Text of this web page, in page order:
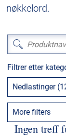
Kabelservice
Lavspenning
Referanser
Nedlastinger
nøkkelord.
Filtrer etter
Nedlastinger
More filters
Ingen treff